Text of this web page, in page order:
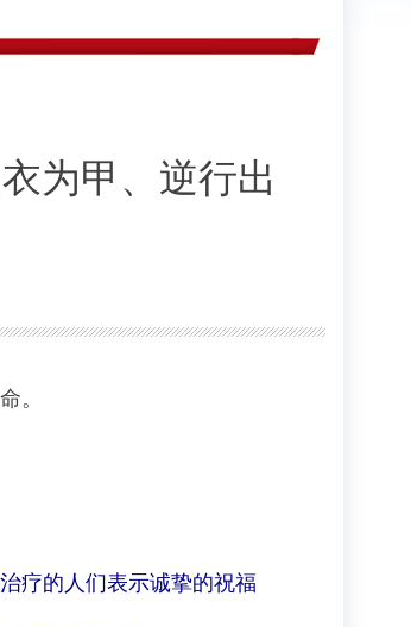
为甲、逆行出
。
疗的人们表示诚挚的祝福